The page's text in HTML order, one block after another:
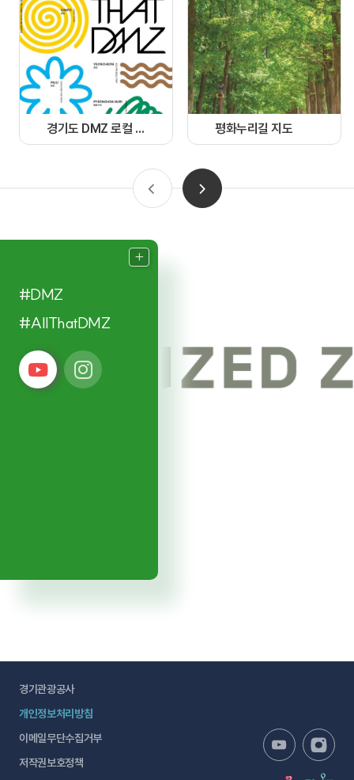
경기도 DMZ 로컬 가이드북 평화누리길 지도
#DMZ
#AllThatDMZ
경기관광공사
개인정보처리방침
이메일무단수집거부
저작권보호정책